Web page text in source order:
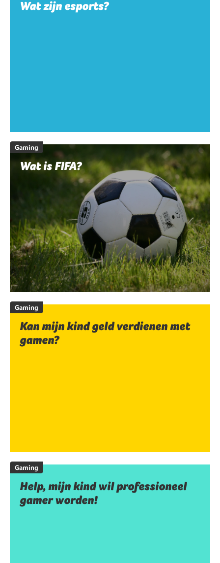
Wat zijn esports?
Gaming
Wat is FIFA?
Gaming
Kan mijn kind geld verdienen met
gamen?
Gaming
Help, mijn kind wil professioneel
gamer worden!